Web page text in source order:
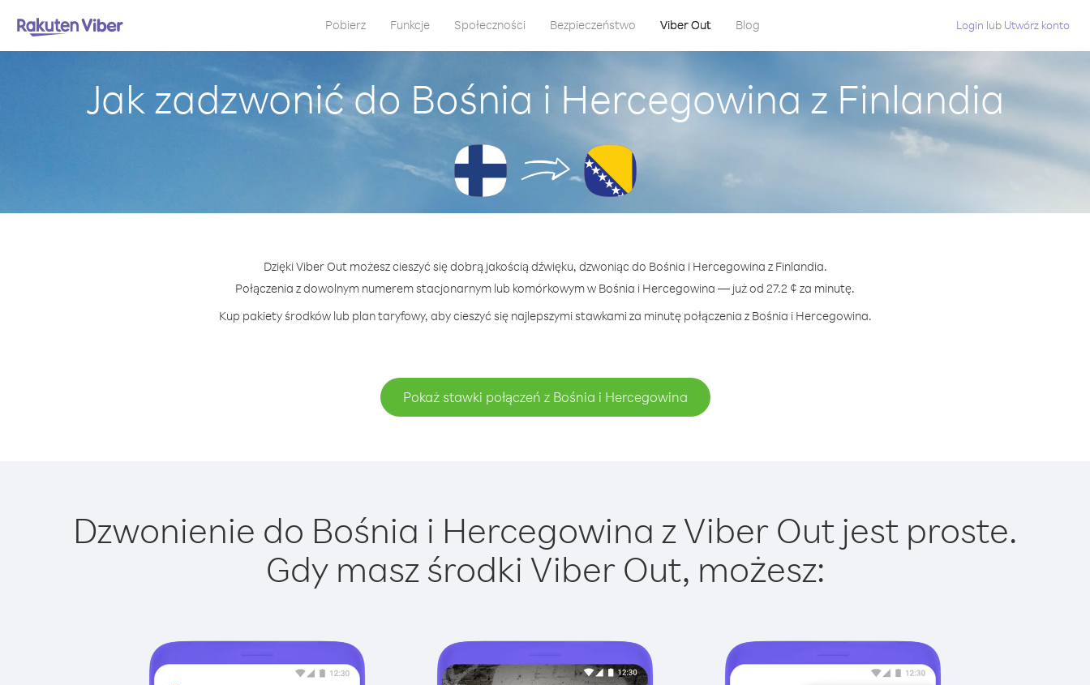
Pobierz Funkcje Społeczności Bezpieczeństwo Viber Out Blog Login lub Utwórz konto
Jak zadzwonić do Bośnia i Hercegowina z Finlandia
Dzięki Viber Out możesz cieszyć się dobrą jakością dźwięku, dzwoniąc do Bośnia i Hercegowina z Finlandia.
Połączenia z dowolnym numerem stacjonarnym lub komórkowym w Bośnia i Hercegowina — już od 27.2 ¢ za minutę.
Kup pakiety środków lub plan taryfowy, aby cieszyć się najlepszymi stawkami za minutę połączenia z Bośnia i Hercegowina.
Pokaż stawki połączeń z Bośnia i Hercegowina
Dzwonienie do Bośnia i Hercegowina z Viber Out jest proste.
Gdy masz środki Viber Out, możesz: